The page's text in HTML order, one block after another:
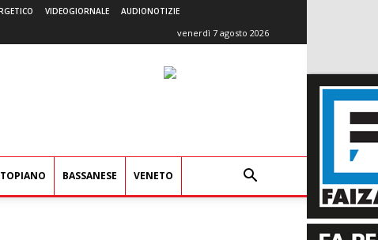
VIDEOGIORNALE AUDIONOTIZIE
venerdì 7 agosto 2026
BASSANESE VENETO